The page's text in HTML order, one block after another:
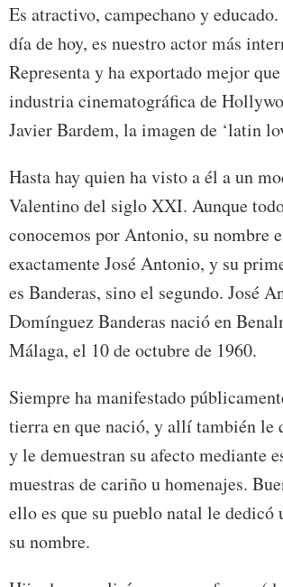
Es atractivo, campechano y
día de hoy, es nuestro actor más
Representa y ha exportado mejor
industria cinematográfica de
Javier Bardem, la imagen de ‘latin
Hasta hay quien ha visto a él a un
Valentino del siglo XXI. Aunque
conocemos por Antonio, su nombre
exactamente José Antonio, y su
es Banderas, sino el segundo. José
Domínguez Banderas nació en
Málaga, el 10 de octubre de 1960.
Siempre ha manifestado
tierra en que nació, y allí también le
y le demuestran su afecto mediante
muestras de cariño u homenajes.
ello es que su pueblo natal le dedicó
su nombre.